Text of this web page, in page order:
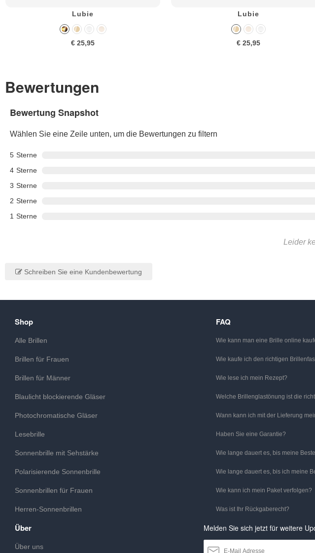
Lubie
€ 25,95
Lubie
€ 25,95
Bewertungen
Bewertung Snapshot
Wählen Sie eine Zeile unten, um die Bewertungen zu filtern
5 Sterne
4 Sterne
3 Sterne
2 Sterne
1 Sterne
Leider
Schreiben Sie eine Kundenbewertung
Shop
Alle Brillen
Brillen für Frauen
Brillen für Männer
Blaulicht blockierende Gläser
Photochromatische Gläser
Lesebrille
Sonnenbrille mit Sehstärke
Polarisierende Sonnenbrille
Sonnenbrillen für Frauen
Herren-Sonnenbrillen
FAQ
Wie kann man eine Brille online
Wie kaufe ich den richtigen
Wie lese ich mein Rezept?
Welche Brillenglastönung ist die
Wann kann ich mit der Lieferung
Haben Sie eine Garantie?
Wie lange dauert es, bis meine
Wie lange dauert es, bis ich meine
Wie kann ich mein Paket verfolgen?
Was ist Ihr Rückgaberecht?
Über
Über uns
Melden Sie sich jetzt für weitere